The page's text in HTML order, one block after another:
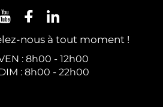
nous à tout moment !
: 8h00 - 12h00
: 8h00 - 22h00